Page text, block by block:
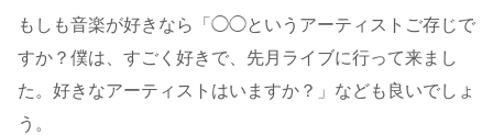
もしも音楽が好きなら「◯◯というアーティストご存じで
すか？僕は、すごく好きで、先月ライブに行って来まし
た。好きなアーティストはいますか？」なども良いでしょ
う。